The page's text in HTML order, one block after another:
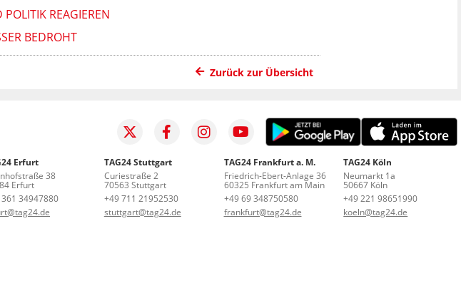
REAGIEREN
BEDROHT
Zurück zur Übersicht
Erfurt
38
Erfurt
34947880
TAG24 Stuttgart
Curiestraße 2
70563 Stuttgart
+49 711 21952530
stuttgart@tag24.de
TAG24 Frankfurt a. M.
Friedrich-Ebert-Anlage 36
60325 Frankfurt am Main
+49 69 348750580
frankfurt@tag24.de
TAG24 Köln
Neumarkt 1a
50667 Köln
+49 221 98651990
koeln@tag24.de